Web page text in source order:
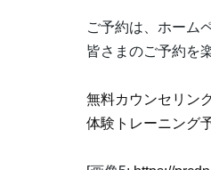
ご予約は、ホーム
皆さまのご予約を
無料カウンセリン
体験トレーニング